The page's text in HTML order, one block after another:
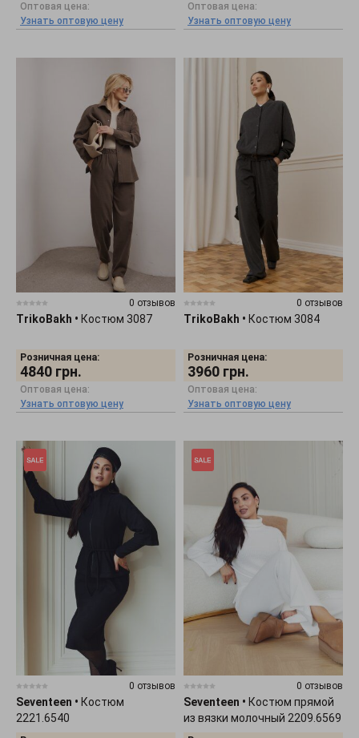
Оптовая цена:
Узнать оптовую цену
Оптовая цена:
Узнать оптовую цену
0 отзывов
TrikoBakh • Костюм 3087
Розничная цена:
4840 грн.
Оптовая цена:
Узнать оптовую цену
0 отзывов
TrikoBakh • Костюм 3084
Розничная цена:
3960 грн.
Оптовая цена:
Узнать оптовую цену
0 отзывов
Seventeen • Костюм
2221.6540
0 отзывов
Seventeen • Костюм прямой
из вязки молочный 2209.6569